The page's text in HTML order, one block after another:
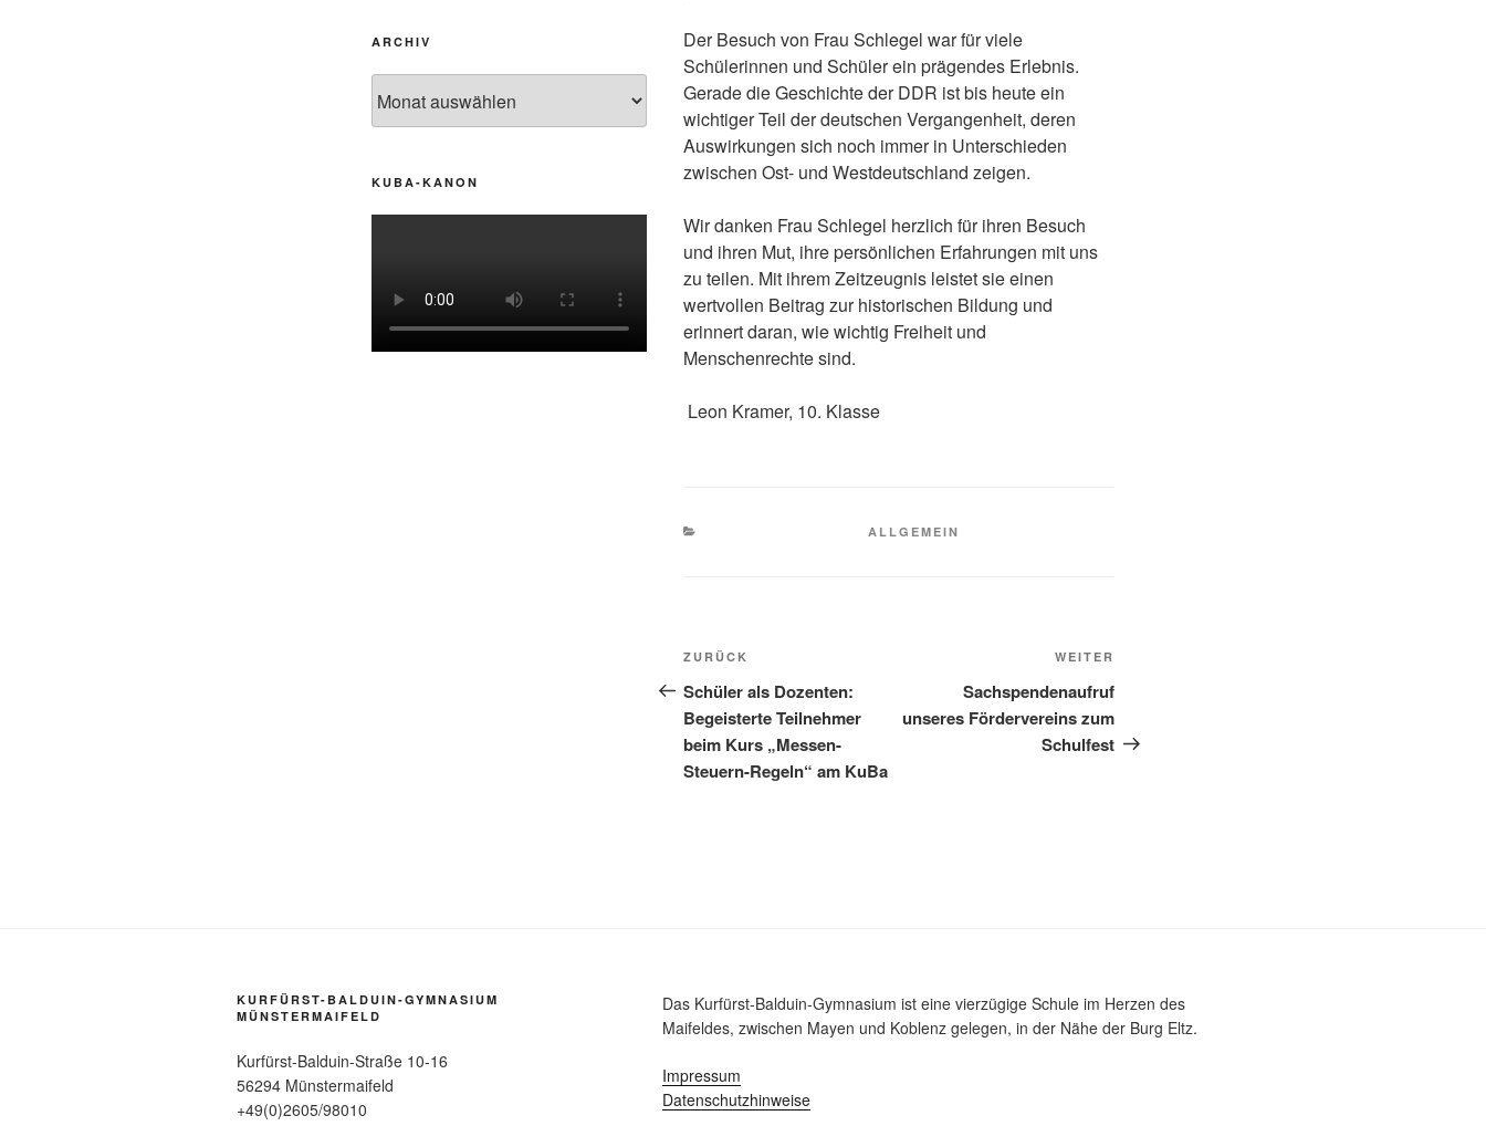
Der Besuch von Frau Schlegel war für viele
Schülerinnen und Schüler ein prägendes Erlebnis.
Gerade die Geschichte der DDR ist bis heute ein
wichtiger Teil der deutschen Vergangenheit, deren
Auswirkungen sich noch immer in Unterschieden
zwischen Ost- und Westdeutschland zeigen.
Wir danken Frau Schlegel herzlich für ihren Besuch
und ihren Mut, ihre persönlichen Erfahrungen mit uns
zu teilen. Mit ihrem Zeitzeugnis leistet sie einen
wertvollen Beitrag zur historischen Bildung und
erinnert daran, wie wichtig Freiheit und
Menschenrechte sind.
Leon Kramer, 10. Klasse
KATEGORIEN
ALLGEMEIN
Beitragsnavigation
Vorheriger
Beitrag
ZURÜCK
Schüler als Dozenten:
Begeisterte Teilnehmer
beim Kurs „Messen-
Steuern-Regeln“ am KuBa
Beitrag
WEITER
Sachspendenaufruf
unseres Fördervereins zum
Schulfest
ARCHIV
KUBA-KANON
KURFÜRST-BALDUIN-GYMNASIUM
MÜNSTERMAIFELD
Kurfürst-Balduin-Straße 10-16
56294 Münstermaifeld
+49(0)2605/98010
Das Kurfürst-Balduin-Gymnasium ist eine vierzügige Schule im Herzen des
Maifeldes, zwischen Mayen und Koblenz gelegen, in der Nähe der Burg Eltz.
Impressum
Datenschutzhinweise